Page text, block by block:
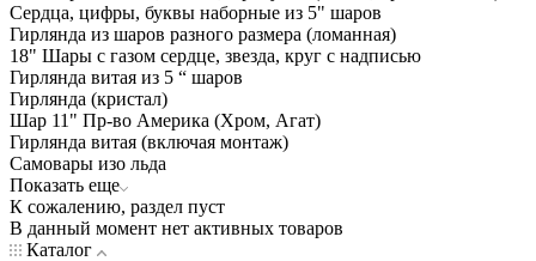
Сердца, цифры, буквы наборные из 5" шаров
Гирлянда из шаров разного размера (ломанная)
18" Шары с газом сердце, звезда, круг с надписью
Гирлянда витая из 5 “ шаров
Гирлянда (кристал)
Шар 11" Пр-во Америка (Хром, Агат)
Гирлянда витая (включая монтаж)
Самовары изо льда
Показать еще
К сожалению, раздел пуст
В данный момент нет активных товаров
Каталог